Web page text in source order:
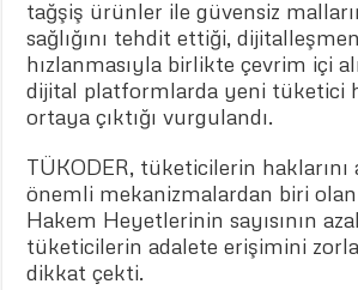
tağşiş ürünler ile güvensiz
sağlığını tehdit ettiği,
hızlanmasıyla birlikte çevrim içi
dijital platformlarda yeni tüketici
ortaya çıktığı vurgulandı.
TÜKODER, tüketicilerin haklarını
önemli mekanizmalardan biri
Hakem Heyetlerinin sayısının
tüketicilerin adalete erişimini
dikkat çekti.